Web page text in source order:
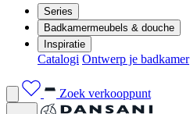
Series
Badkamermeubels & douche
Inspiratie
Catalogi Ontwerp je badkamer
Zoek verkooppunt